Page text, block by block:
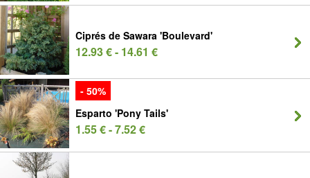
Ciprés de Sawara 'Boulevard'
12.93 € - 14.61 €
- 50%
Esparto 'Pony Tails'
1.55 € - 7.52 €